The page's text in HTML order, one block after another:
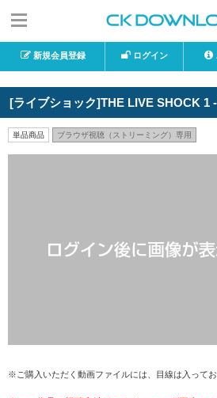
新規会員登録 ログイン
[ライブショック]THE LIVE SHOCK 1
単品商品 ブラウザ視聴（ストリーミング）専用
※ご購入いただく動画ファイルには、目線は入ってお